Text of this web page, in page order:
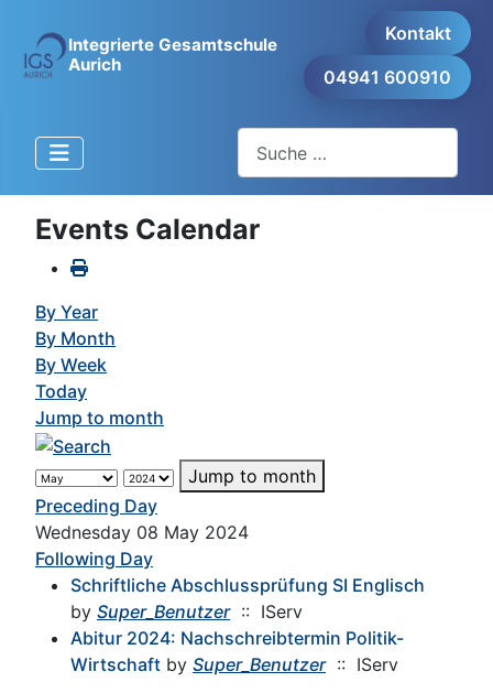
Integrierte Gesamtschule
Aurich
Kontakt
04941 600910
Events Calendar
By Year
By Month
By Week
Today
Jump to month
Jump to month
Preceding Day
Wednesday 08 May 2024
Following Day
Schriftliche Abschlussprüfung SI Englisch
by Super_Benutzer:: IServ
Abitur 2024: Nachschreibtermin Politik-
Wirtschaft by Super_Benutzer:: IServ